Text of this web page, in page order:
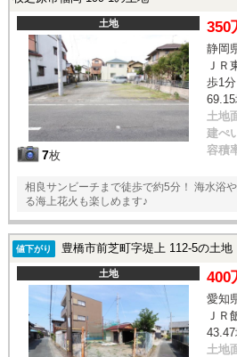
土地
7枚
350
静岡
ＪＲ
歩1分
土地
建ぺ
容積
相良サンビーチまで徒歩で約5分！ 海水浴
る海上花火も楽しめます♪
値下がり 豊橋市前芝町字堤上 112-5の土地
土地 400
愛知
Ｊ
土地